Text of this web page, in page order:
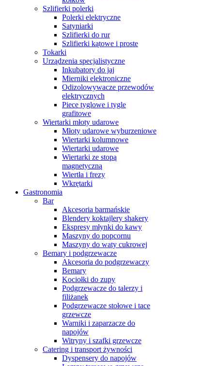
Szlifierki polerki
Polerki elektryczne
Satyniarki
Szlifierki do rur
Szlifierki kątowe i proste
Tokarki
Urządzenia specjalistyczne
Inkubatory do jaj
Mierniki elektroniczne
Odizolowywacze przewodów
elektrycznych
Piece tyglowe i tygle
grafitowe
Wiertarki młoty udarowe
Młoty udarowe wyburzeniowe
Wiertarki kolumnowe
Wiertarki udarowe
Wiertarki ze stopą
magnetyczną
Wiertła i frezy
Wkrętarki
Gastronomia
Bar
Akcesoria barmańskie
Blendery koktajlery shakery
Ekspresy młynki do kawy
Maszyny do popcornu
Maszyny do waty cukrowej
Bemary i podgrzewacze
Akcesoria do podgrzewaczy
Bemary
Kociołki do zupy
Podgrzewacze do talerzy i
filiżanek
Podgrzewacze stołowe i tace
grzewcze
Warniki i zaparzacze do
napojów
Witryny i szafki grzewcze
Catering i transport żywności
Dyspensery do napojów